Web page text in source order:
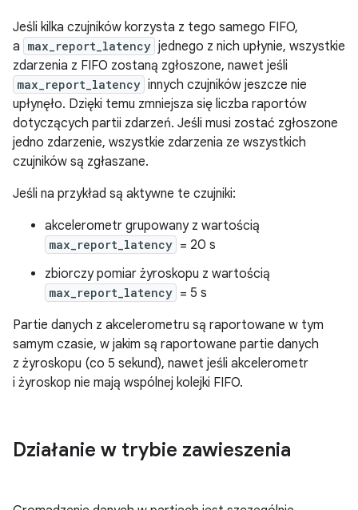
Jeśli kilka czujników korzysta z tego samego FIFO,
a max_report_latency jednego z nich upłynie, wszystkie
zdarzenia z FIFO zostaną zgłoszone, nawet jeśli
max_report_latency innych czujników jeszcze nie
upłynęło. Dzięki temu zmniejsza się liczba raportów
dotyczących partii zdarzeń. Jeśli musi zostać zgłoszone
jedno zdarzenie, wszystkie zdarzenia ze wszystkich
czujników są zgłaszane.
Jeśli na przykład są aktywne te czujniki:
akcelerometr grupowany z wartością
max_report_latency = 20 s
zbiorczy pomiar żyroskopu z wartością
max_report_latency = 5 s
Partie danych z akcelerometru są raportowane w tym
samym czasie, w jakim są raportowane partie danych
z żyroskopu (co 5 sekund), nawet jeśli akcelerometr
i żyroskop nie mają wspólnej kolejki FIFO.
Działanie w trybie zawieszenia